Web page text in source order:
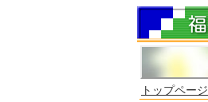
トップページ